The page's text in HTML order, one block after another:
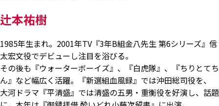
辻本祐樹
1985年生まれ。2001年TV『3年B組金八先生 第6シリーズ』信
太宏文役でデビューし注目を浴びる。
その後も『ウォーターボーイズ』、『白虎隊』、『ちりとてち
ん』など幅広く活躍。『新選組血風録』では沖田総司役を、
大河ドラマ『平清盛』では清盛の五男・重衡役を好演し、話題